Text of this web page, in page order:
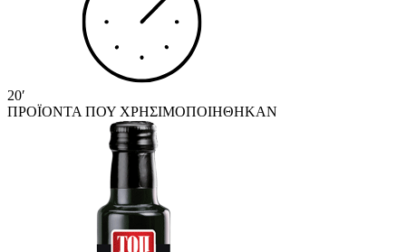
20′
ΠΡΟΪΟΝΤΑ ΠΟΥ ΧΡΗΣΙΜΟΠΟΙΗΘΗΚΑΝ